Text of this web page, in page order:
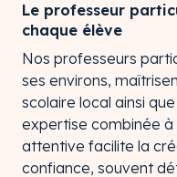
Le professeur
chaque élève
Nos professeurs
ses environs,
scolaire local ainsi
expertise combinée
attentive facilite la
confiance, souvent